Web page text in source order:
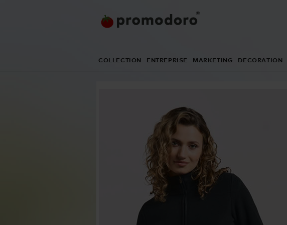
COLLECTION ENTREPRISE MARKETING DECORATION